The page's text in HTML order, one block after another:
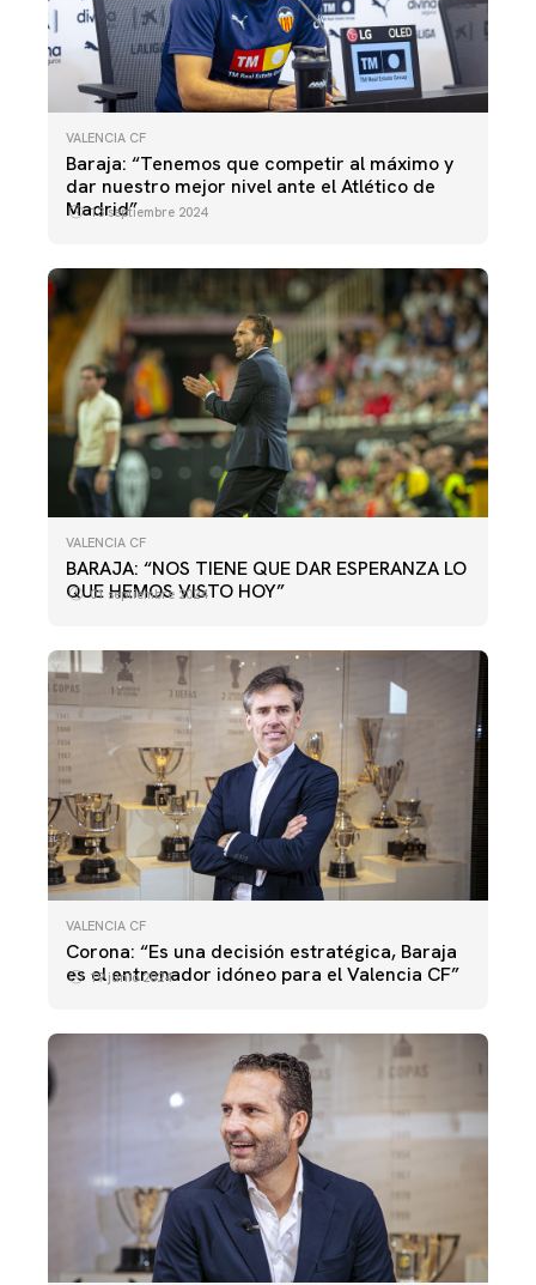
VALENCIA CF
Baraja: “Tenemos que competir al máximo y
dar nuestro mejor nivel ante el Atlético de
Madrid”
13 septiembre 2024
VALENCIA CF
BARAJA: “NOS TIENE QUE DAR ESPERANZA LO
QUE HEMOS VISTO HOY”
01 septiembre 2024
VALENCIA CF
Corona: “Es una decisión estratégica, Baraja
es el entrenador idóneo para el Valencia CF”
19 junio 2024